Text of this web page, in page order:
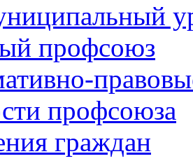
профсоюз
профсоюза
граждан